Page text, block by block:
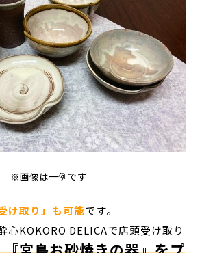
※画像は一例です
け取り」も可能です。
心KOKORO DELICAで店頭受け取り